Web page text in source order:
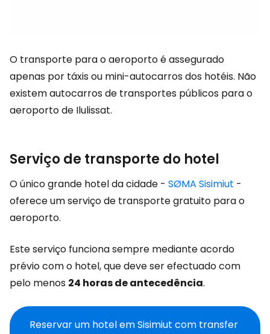
O transporte para o aeroporto é assegurado
apenas por táxis ou mini-autocarros dos hotéis. Não
existem autocarros de transportes públicos para o
aeroporto de Ilulissat.
Serviço de transporte do hotel
O único grande hotel da cidade - SØMA Sisimiut -
oferece um serviço de transporte gratuito para o
aeroporto.
Este serviço funciona sempre mediante acordo
prévio com o hotel, que deve ser efectuado com
pelo menos 24 horas de antecedência.
Reservar um hotel em Sisimiut com transfer